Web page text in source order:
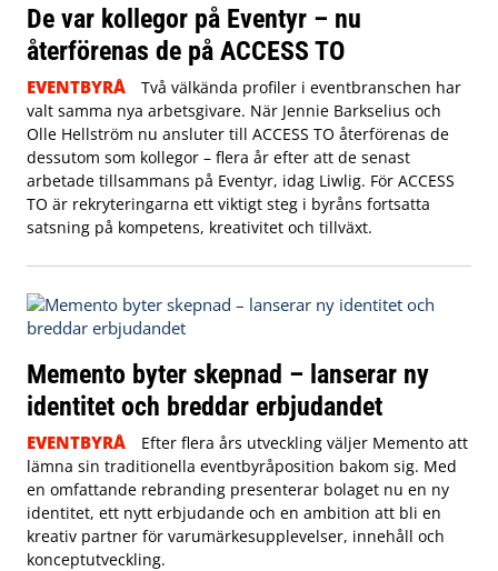
De var kollegor på Eventyr – nu
återförenas de på ACCESS TO
EVENTBYRÅ
Två välkända profiler i eventbranschen har
valt samma nya arbetsgivare. När Jennie Barkselius och
Olle Hellström nu ansluter till ACCESS TO återförenas de
dessutom som kollegor – flera år efter att de senast
arbetade tillsammans på Eventyr, idag Liwlig. För ACCESS
TO är rekryteringarna ett viktigt steg i byråns fortsatta
satsning på kompetens, kreativitet och tillväxt.
Memento byter skepnad – lanserar ny
identitet och breddar erbjudandet
EVENTBYRÅ
Efter flera års utveckling väljer Memento att
lämna sin traditionella eventbyråposition bakom sig. Med
en omfattande rebranding presenterar bolaget nu en ny
identitet, ett nytt erbjudande och en ambition att bli en
kreativ partner för varumärkesupplevelser, innehåll och
konceptutveckling.